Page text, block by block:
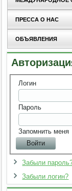
ПРЕССА О НАС
ОБЪЯВЛЕНИЯ
Логин
Пароль
Запомнить меня
Забыли
Забыли логин?